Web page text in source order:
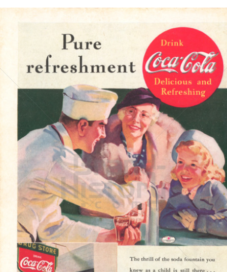
Coca-Cola Coca-Cola GmbH 1937